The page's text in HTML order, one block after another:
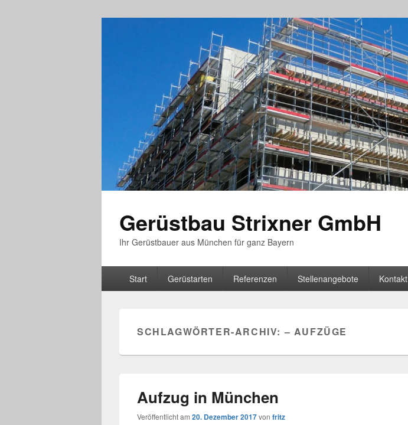
Gerüstbau Strixner GmbH
Ihr Gerüstbauer aus München für ganz Bayern
Start Gerüstarten Referenzen Stellenangebote Kontakt
SCHLAGWÖRTER-ARCHIV:– AUFZÜGE
Aufzug in München
Veröffentlicht am 20. Dezember 2017von fritz